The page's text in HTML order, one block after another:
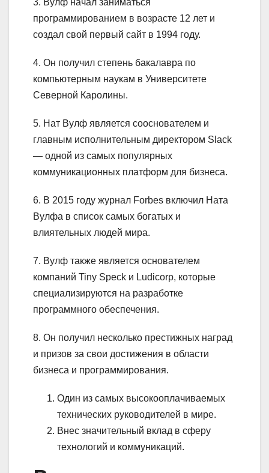
3. Вулф начал заниматься
программированием в возрасте 12 лет и
создал свой первый сайт в 1994 году.
4. Он получил степень бакалавра по
компьютерным наукам в Университете
Северной Каролины.
5. Нат Вулф является сооснователем и
главным исполнительным директором Slack
— одной из самых популярных
коммуникационных платформ для бизнеса.
6. В 2015 году журнал Forbes включил Ната
Вулфа в список самых богатых и
влиятельных людей мира.
7. Вулф также является основателем
компаний Tiny Speck и Ludicorp, которые
специализируются на разработке
программного обеспечения.
8. Он получил несколько престижных наград
и призов за свои достижения в области
бизнеса и программирования.
Один из самых высокооплачиваемых
технических руководителей в мире.
Внес значительный вклад в сферу
технологий и коммуникаций.